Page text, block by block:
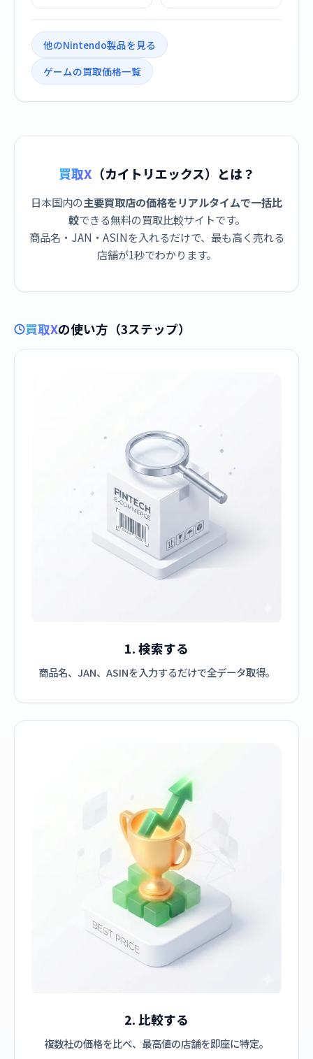
他のNintendo製品を見る
ゲームの買取価格一覧
買取X （カイトリエックス）とは？
日本国内の主要買取店の価格をリアルタイムで一括比
較できる無料の買取比較サイトです。
商品名・JAN・ASINを入れるだけで、最も高く売れる
店舗が1秒でわかります。
買取Xの使い方（3ステップ）
1. 検索する
商品名、JAN、ASINを入力するだけで全データ取得。
2. 比較する
複数社の価格を比べ、最高値の店舗を即座に特定。